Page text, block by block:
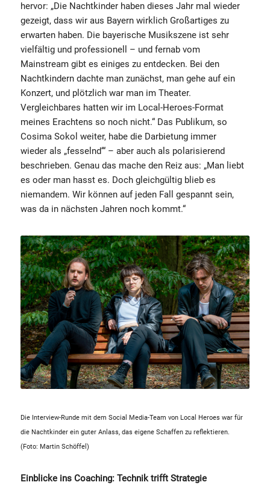
hervor: „Die Nachtkinder haben dieses Jahr mal wieder
gezeigt, dass wir aus Bayern wirklich Großartiges zu
erwarten haben. Die bayerische Musikszene ist sehr
vielfältig und professionell – und fernab vom
Mainstream gibt es einiges zu entdecken. Bei den
Nachtkindern dachte man zunächst, man gehe auf ein
Konzert, und plötzlich war man im Theater.
Vergleichbares hatten wir im Local-Heroes-Format
meines Erachtens so noch nicht.“ Das Publikum, so
Cosima Sokol weiter, habe die Darbietung immer
wieder als „fesselnd‘“ – aber auch als polarisierend
beschrieben. Genau das mache den Reiz aus: „Man liebt
es oder man hasst es. Doch gleichgültig blieb es
niemandem. Wir können auf jeden Fall gespannt sein,
was da in nächsten Jahren noch kommt.“
Die Interview-Runde mit dem Social Media-Team von Local Heroes war für
die Nachtkinder ein guter Anlass, das eigene Schaffen zu reflektieren.
(Foto: Martin Schöffel)
Einblicke ins Coaching: Technik trifft Strategie